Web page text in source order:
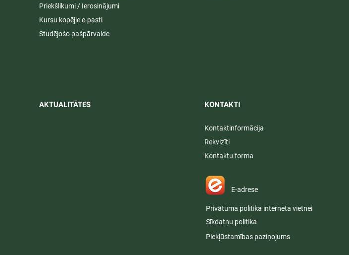
Priekšlikumi / Ierosinājumi
Kursu kopējie e-pasti
Studējošo pašpārvalde
AKTUALITĀTES​​ KONTAKTI​
Kontaktinformācija
Rekvizīti
Kontaktu forma
E-adrese
Privātuma politika interneta vietnei
Sīkdatņu politika
Piekļūstamības paziņojums